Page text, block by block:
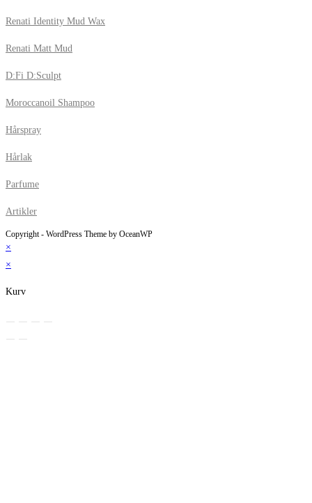
Renati Identity Mud Wax
Renati Matt Mud
D:Fi D:Sculpt
Moroccanoil Shampoo
Hårspray
Hårlak
Parfume
Artikler
Copyright - WordPress Theme by OceanWP
×
×
Kurv